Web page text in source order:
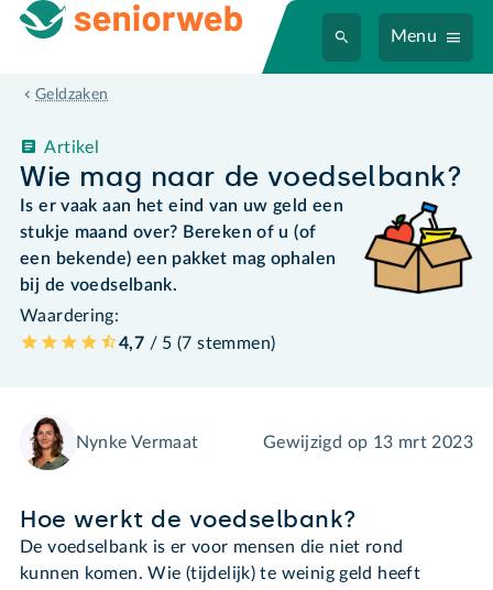
Menu
Geldzaken
Wie mag naar de voedselbank?
Artikel
Is er vaak aan het eind van uw geld een
stukje maand over? Bereken of u (of
een bekende) een pakket mag ophalen
bij de voedselbank.
Waardering:
4,7 / 5 (7 stemmen)
Nynke Vermaat Gewijzigd op 13 mrt 2023
Hoe werkt de voedselbank?
De voedselbank is er voor mensen die niet rond
kunnen komen. Wie (tijdelijk) te weinig geld heeft